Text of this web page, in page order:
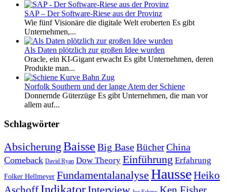
SAP – Der Software-Riese aus der Provinz
Wie fünf Visionäre die digitale Welt eroberten Es gibt
Unternehmen,...
Als Daten plötzlich zur großen Idee wurden
Oracle, ein KI-Gigant erwacht Es gibt Unternehmen, deren
Produkte man...
Norfolk Southern und der lange Atem der Schiene
Donnernde Güterzüge Es gibt Unternehmen, die man vor
allem auf...
Schlagwörter
Absicherung Baisse Big BaseBücherChina
Comeback David Ryan Dow Theory Einführung Erfahrung
Folker Hellmeyer Fundamentalanalyse HausseHeiko
Indikator